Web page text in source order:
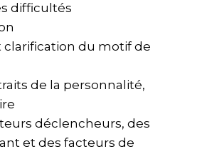
difficultés
clarification du motif de
de la personnalité,
déclencheurs, des
et des facteurs de